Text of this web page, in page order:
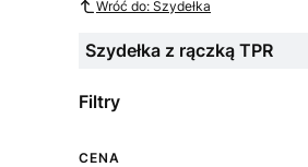
Wróć do: Szydełka
Szydełka z rączką TPR
Filtry
CENA